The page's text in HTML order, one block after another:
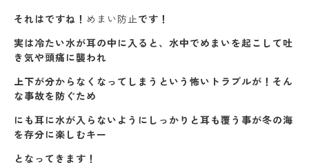
それはですね！ めまい防止です！
実は冷たい水が耳の中に入ると、水中でめまいを起こして吐
き気や頭痛に襲われ
上下が分からなくなってしまうという怖いトラブルが！そん
な事故を防ぐため
にも耳に水が入らないようにしっかりと耳も覆う事が冬の海
を存分に楽しむキー
となってきます！